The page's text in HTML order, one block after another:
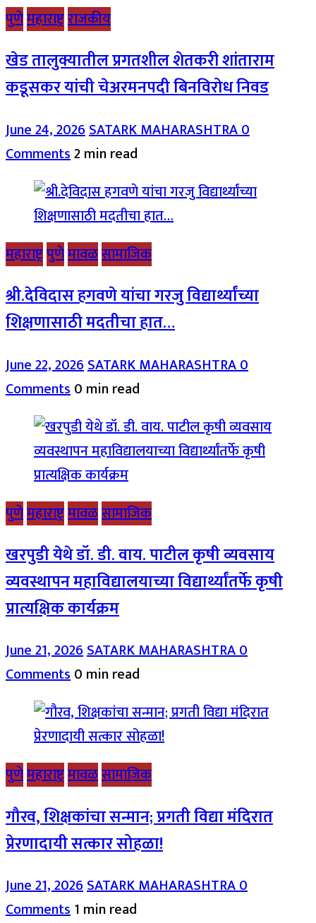
पुणेमहाराष्ट्रराजकीय
खेड तालुक्यातील प्रगतशील शेतकरी शांताराम
कडूसकर यांची चेअरमनपदी बिनविरोध निवड
June 24, 2026SATARK MAHARASHTRA0
Comments2 min read
महाराष्ट्रपुणेमावळसामाजिक
श्री.देविदास हगवणे यांचा गरजु विद्यार्थ्यांच्या
शिक्षणासाठी मदतीचा हात…
June 22, 2026SATARK MAHARASHTRA0
Comments0 min read
पुणेमहाराष्ट्रमावळसामाजिक
खरपुडी येथे डॉ. डी. वाय. पाटील कृषी व्यवसाय
व्यवस्थापन महाविद्यालयाच्या विद्यार्थ्यांतर्फे कृषी
प्रात्यक्षिक कार्यक्रम
June 21, 2026SATARK MAHARASHTRA0
Comments0 min read
पुणेमहाराष्ट्रमावळसामाजिक
गौरव, शिक्षकांचा सन्मान; प्रगती विद्या मंदिरात
प्रेरणादायी सत्कार सोहळा!
June 21, 2026SATARK MAHARASHTRA0
Comments1 min read